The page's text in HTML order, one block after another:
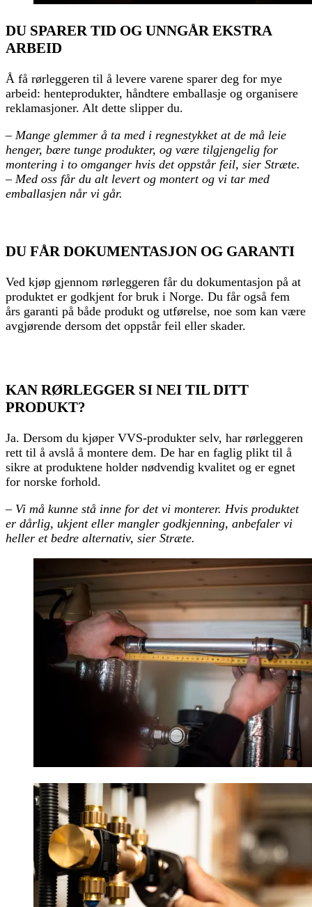
DU SPARER TID OG UNNGÅR EKSTRA
ARBEID
Å få rørleggeren til å levere varene sparer deg for mye
arbeid: henteprodukter, håndtere emballasje og organisere
reklamasjoner. Alt dette slipper du.
– Mange glemmer å ta med i regnestykket at de må leie
henger, bære tunge produkter, og være tilgjengelig for
montering i to omganger hvis det oppstår feil, sier Stræte.
– Med oss får du alt levert og montert og vi tar med
emballasjen når vi går.
DU FÅR DOKUMENTASJON OG GARANTI
Ved kjøp gjennom rørleggeren får du dokumentasjon på at
produktet er godkjent for bruk i Norge. Du får også fem
års garanti på både produkt og utførelse, noe som kan være
avgjørende dersom det oppstår feil eller skader.
KAN RØRLEGGER SI NEI TIL DITT
PRODUKT?
Ja. Dersom du kjøper VVS-produkter selv, har rørleggeren
rett til å avslå å montere dem. De har en faglig plikt til å
sikre at produktene holder nødvendig kvalitet og er egnet
for norske forhold.
– Vi må kunne stå inne for det vi monterer. Hvis produktet
er dårlig, ukjent eller mangler godkjenning, anbefaler vi
heller et bedre alternativ, sier Stræte.